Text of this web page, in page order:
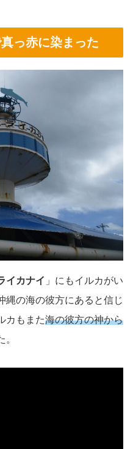
っ赤に染まった
イカナイ 」にもイルカがい
縄の海の彼方にあると信じ
カもまた海の彼方の神から